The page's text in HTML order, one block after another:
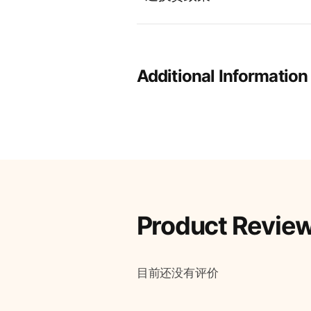
Additional Information
Product
目前还没有评价